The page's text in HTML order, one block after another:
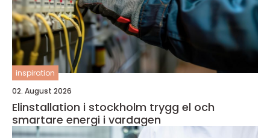
inspiration
02. August 2026
Elinstallation i stockholm trygg el och
smartare energi i vardagen